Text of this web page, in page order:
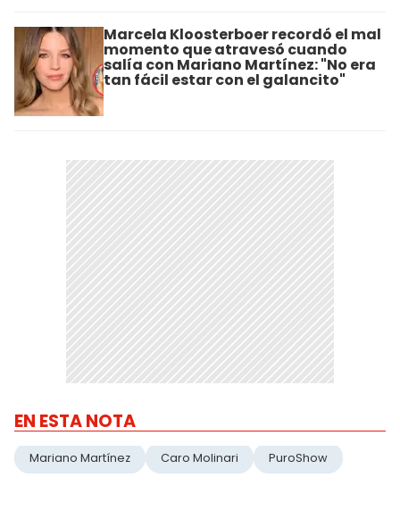
Marcela Kloosterboer recordó el mal
momento que atravesó cuando
salía con Mariano Martínez: "No era
tan fácil estar con el galancito"
EN ESTA NOTA
Mariano Martínez Caro Molinari PuroShow